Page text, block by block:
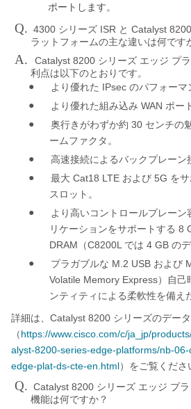
ポートします。
Q. 4300 シリーズ ISR と Catalyst 8200
ラットフォームの主な違いは何です
A. Catalyst 8200 シリーズ エッジ プ
利点は以下のとおりです。
● より優れた IPsec のパフォーマ
● より優れた組み込み WAN ポー
● 奥行きがわずか約 30 センチの
ームファクタ。
● 高速接続によるバックプレーン
● 最大 Cat18 LTE および 5G を
スロット。
●
より高いコントロールプレーン
リケーションをサポートする 8
DRAM （C8200L では 4 GB の
● プラガブルな M.2 USB および
Volatile Memory Express）自己
ンティティによる柔軟性を備え
詳細は、 Catalyst 8200 シリーズのデー
（ https://www.cisco.com/c/ja_jp/
alyst-8200-series-edge-platforms/nb-
edge-plat-ds-cte-en.html）をご覧くださ
Q. Catalyst 8200 シリーズ エッジ プ
機能は何ですか？